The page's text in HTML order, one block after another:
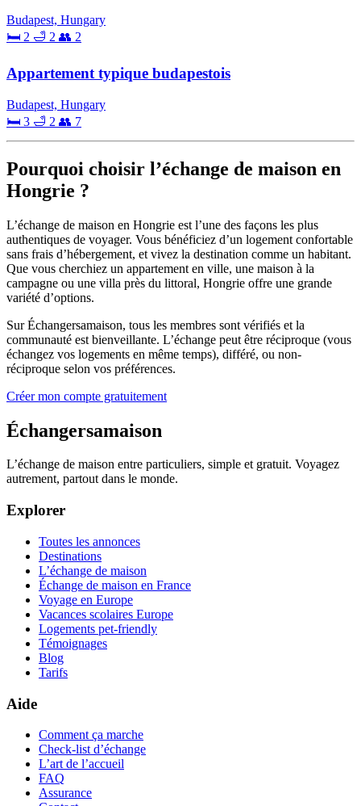
Budapest, Hungary
🛏 2 🛁 2 👥 2
Appartement typique budapestois
Budapest, Hungary
🛏 3 🛁 2 👥 7
Pourquoi choisir l’échange de maison en
Hongrie ?
L’échange de maison en Hongrie est l’une des façons les plus
authentiques de voyager. Vous bénéficiez d’un logement confortable
sans frais d’hébergement, et vivez la destination comme un habitant.
Que vous cherchiez un appartement en ville, une maison à la
campagne ou une villa près du littoral, Hongrie offre une grande
variété d’options.
Sur Échangersamaison, tous les membres sont vérifiés et la
communauté est bienveillante. L’échange peut être réciproque (vous
échangez vos logements en même temps), différé, ou non-
réciproque selon vos préférences.
Créer mon compte gratuitement
Échangersamaison
L’échange de maison entre particuliers, simple et gratuit. Voyagez
autrement, partout dans le monde.
Explorer
Toutes les annonces
Destinations
L’échange de maison
Échange de maison en France
Voyage en Europe
Vacances scolaires Europe
Logements pet-friendly
Témoignages
Blog
Tarifs
Aide
Comment ça marche
Check-list d’échange
L’art de l’accueil
FAQ
Assurance